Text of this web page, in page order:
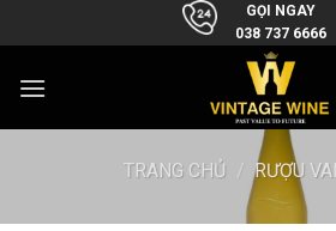
to
GỌI NGAY
038 737 6666
TRANG CHỦ / RƯỢU